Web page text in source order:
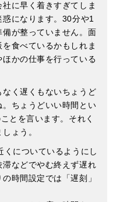
に早く着きすぎてしま
惑になります。30分や1
が整っていません。面
食べているかもしれま
かの仕事を行っている
く遅くもないちょうど
ちょうどいい時間とい
とを言います。それく
ょう。
についているようにし
などでやむ終えず遅れ
時間設定では「遅刻」